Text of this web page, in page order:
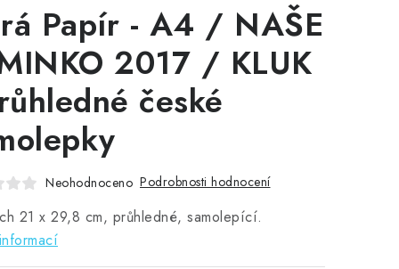
Papír - A4 / NAŠE
2017 / KLUK
české
Neohodnoceno Podrobnosti hodnocení
21 x 29,8 cm, průhledné, samolepící.